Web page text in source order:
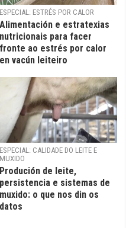
ESPECIAL: ESTRÉS POR CALOR
Alimentación e estratexias
nutricionais para facer
fronte ao estrés por calor
en vacún leiteiro
ESPECIAL: CALIDADE DO LEITE E
MUXIDO
Produción de leite,
persistencia e sistemas de
muxido: o que nos din os
datos